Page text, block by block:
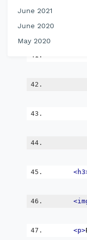
kota
<p>
June 2021
June 2020
May 2020